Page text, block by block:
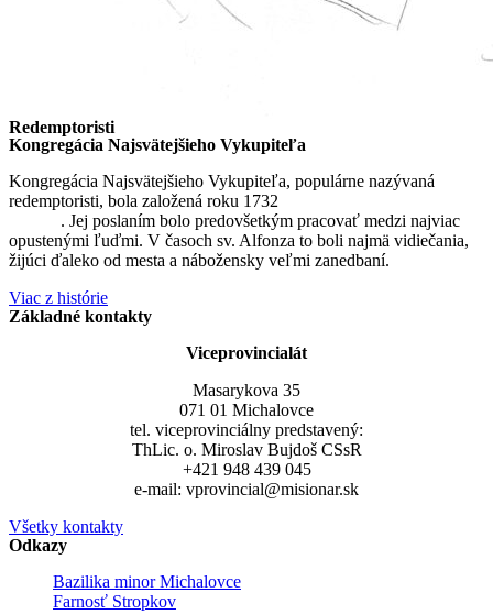
Redemptoristi
Kongregácia Najsvätejšieho Vykupiteľa
Kongregácia Najsvätejšieho Vykupiteľa, populárne nazývaná
redemptoristi, bola založená roku 1732
. Jej poslaním bolo predovšetkým pracovať medzi najviac
opustenými ľuďmi. V časoch sv. Alfonza to boli najmä vidiečania,
žijúci ďaleko od mesta a nábožensky veľmi zanedbaní.
Viac z histórie
Základné kontakty
Viceprovincialát
Masarykova 35
071 01 Michalovce
tel. viceprovinciálny predstavený:
ThLic. o. Miroslav Bujdoš CSsR
+421 948 439 045
e-mail: vprovincial@misionar.sk
Všetky kontakty
Odkazy
Bazilika minor Michalovce
Farnosť Stropkov